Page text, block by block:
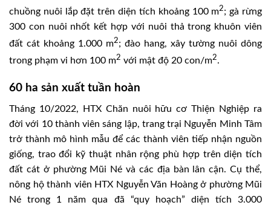
chuồng nuôi lắp đặt trên diện tích khoảng 100 m2; gà rừng
300 con nuôi nhốt kết hợp với nuôi thả trong khuôn viên
đất cát khoảng 1.000 m2; đào hang, xây tường nuôi dông
trong phạm vi hơn 100 m2 với mật độ 20 con/m2.
60 ha sản xuất tuần hoàn
Tháng 10/2022, HTX Chăn nuôi hữu cơ Thiện Nghiệp ra
đời với 10 thành viên sáng lập, trang trại Nguyễn Minh Tâm
trở thành mô hình mẫu để các thành viên tiếp nhận nguồn
giống, trao đổi kỹ thuật nhân rộng phù hợp trên diện tích
đất cát ở phường Mũi Né và các địa bàn lân cận. Cụ thể,
nông hộ thành viên HTX Nguyễn Văn Hoàng ở phường Mũi
Né trong 1 năm qua đã “quy hoạch” diện tích 3.000